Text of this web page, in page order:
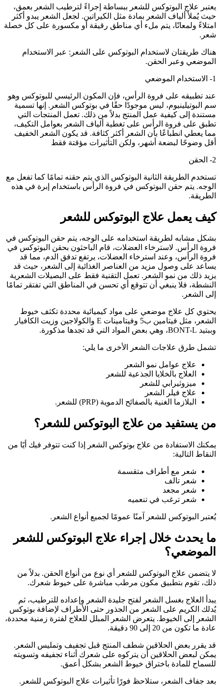
يعتبر علاج البوتوكس للشعر ببساطة إجراءً لترطيب الشعر بعمق،
حيث يُملأ ألياف الشعر بمادة مثل الكيراتين. لجعل الشعر يبدو أكثر
امتلاءً ولمعانًا، يتم ملء أي مناطق رقيقة أو مكسورة على كل خصلة
شعر.
هناك طريقتان لاستخدام البوتوكس على الشعر: عبر الاستخدام
الموضعي وعبر الحقن.
1- الاستخدام الموضعي
عند تطبيقه على فروة الرأس، فإن المكون الرئيسي للبوتوكس وهو
سم البوتيلينيوم، ليس موجودًا حقًا في بوتوكس الشعر. إنها تسمية
مستندة إلى كيفية عمل المنتج بدلاً من ذلك. تعمل المنتجات التي
تطبق على فروة الرأس على تغطية ألياف الشعر بعوامل التكيف،
مما يعطي انطباعًا بأن الشعر أكثر كثافة. قد يكون الشعر الخفيف
أقل وضوحًا لبضعة أشهر، ولكن التأثيرات مؤقتة فقط
2- الحقن
تستخدم الطريقة الثانية البوتوكس الذي يتم حقنه تمامًا كما تفعل مع
الوجه. يتم حقن البوتوكس في فروة الرأس باستخدام إبرة في هذه
الطريقة.
كيف يعمل علاج البوتوكس للشعر
بشكل مشابه لطريقة استخدامه على الوجه، يتم حقن البوتوكس في
فروة الرأس. لاسترخاء العضلات، قام الباحثون بحقن البوتوكس في
فروة الرأس، وعند استرخاء العضلات، يرتفع تدفق الدم، مما قد
يساعد على وصول مزيد من العناصر الغذائية إلى الشعر، حيث قد
يزيد ذلك من نمو الشعر. تعمل التقنية فقط على البصيلات الشعرية
النشطة، فلا ينبغي أن تتوقع أي تحسن في المناطق التي تفتقر تمامًا
إلى الشعر.
يحتوي كل علاج موضعي على مواد كيميائية محددة تكثف خيوط
الشعر، مثل فيتامين ب5 وفيتامينات E والكولاجين وزيت الكافيار
وببتيد BONT-L، وهي بعض المواد التي قد تجدها مذكورة.
تشمل طرق علاجات الشعر الأخرى ما يلي:
علاج عوامل نمو الشعر
العلاج بالخلايا الجذعية للشعر
ميزوثيرابي للشعر
علاج فيلر الشعر
البلازما الغنية بالصفائح الدموية (PRP) للشعر.
من يستفيد من علاج البوتوكس للشعر؟
يمكنك الاستفادة من علاج بوتوكس الشعر إذا كنت تتوفر فيك أيًا من
النقاط التالية:
شعر مع أطراف متقسمة
شعر تالف
شعر مجعد
شعر ترغب في تنعميه
يُعتبر البوتوكس للشعر آمنًا عمومًا لجميع أنواع الشعر.
ما يحدث خلال إجراء علاج البوتوكس للشعر
الموضعي؟
لا يتضمن علاج البوتوكس للشعر أي نوع من أنواع الحقن. بدلاً من
ذلك، تقوم بتطبيق مكون مرطب مباشرة على خيوط شعرك.
يبدأ العلاج بغسل الشعر لفتح جليدة الشعر وإعداده للترطيب، ثم
يُدلك الكريم على الشعر من الجذور حتى الأطراف لإضافة بوتوكس
الشعر إلى الخيوط. يتعرض الشعر المبلل للعلاج لفترة زمنية محددة،
عادة ما تكون من 20 إلى 90 دقيقة.
قد يقرر بعض الحلاقين شطف المنتج قبل تجفيف وتمليس الشعر.
يمكن لبعض الحلاقين أن يتركوه على شعرك أثناء تجفيفه وتسويته
للسماح للمادة باختراق خيوط الشعر بشكل أعمق.
بعد جفاف الشعر، ستلاحظ فورًا تأثيرات علاج البوتوكس للشعر.